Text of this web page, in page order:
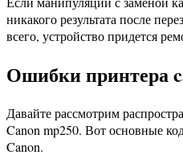
никакого результата после
всего, устройство придется
Ошибки принтера
Давайте рассмотрим
Canon mp250. Вот основные
Canon.